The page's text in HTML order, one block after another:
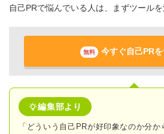
自己PRで悩んでいる人は、まずツールを
無料 今すぐ自己PR
編集部より
「どういう自己PRが好印象なのか分か